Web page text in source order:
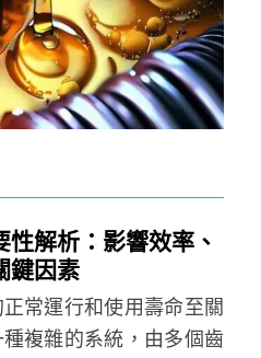
解析：影響效率、
鍵因素
常運行和使用壽命至關
複雜的系統，由多個齒